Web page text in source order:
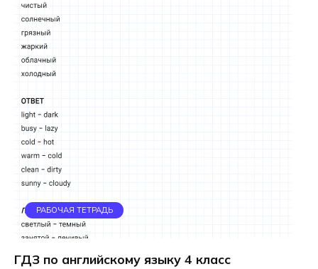
РАБОЧАЯ ТЕТРАДЬ
ГДЗ по английскому языку 4 класс